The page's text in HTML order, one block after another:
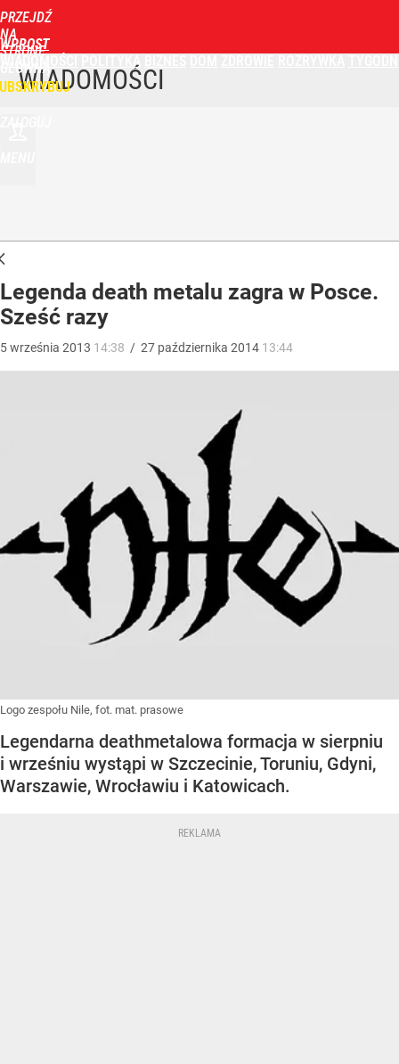
PRZEJDŹ
NA
STRONĘ
GŁÓWNĄ
WPROST
POLITYKA
WIADOMOŚCI
Legenda death metalu zagra w Posce.
Sześć razy
5września 2013 14:38 / 27 października 2014 13:44
Logo zespołu Nile, fot. mat. prasowe
Legendarna deathmetalowa formacja w sierpniu
i wrześniu wystąpi w Szczecinie, Toruniu, Gdyni,
Warszawie, Wrocławiu i Katowicach.